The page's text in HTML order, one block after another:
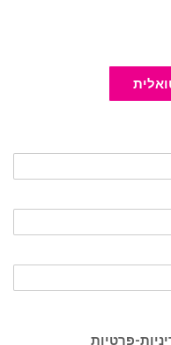
פרטיות